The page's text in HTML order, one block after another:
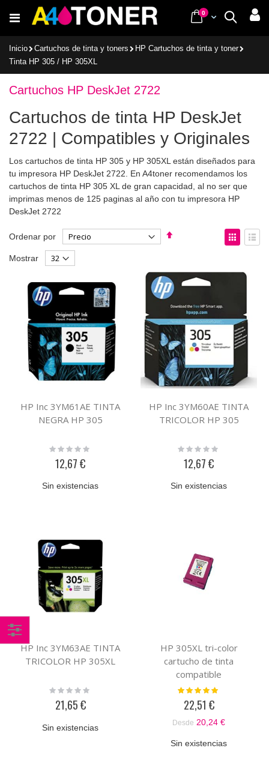
al
Buscar
Cart
0items
Inicio Cartuchos de tinta y toners
HP Cartuchos de tinta y toner
Tinta HP 305 / HP 305XL
Cartuchos HP DeskJet 2722
Cartuchos de tinta HP DeskJet
2722 | Compatibles y Originales
Los cartuchos de tinta HP 305 y HP 305XL están diseñados para
tu impresora HP DeskJet 2722. En A4toner recomendamos los
cartuchos de tinta HP 305 XL de gran capacidad, al no ser que
imprimas menos de 125 paginas al año con tu impresora HP
DeskJet 2722
Ordenar por
Fijar
Ver
como
Mostrar
HP Inc 3YM61AE TINTA
NEGRA HP 305
Rating:
12,67 €
Sin existencias
HP Inc 3YM60AE TINTA
TRICOLOR HP 305
Rating:
12,67 €
Sin existencias
HP Inc 3YM63AE TINTA
TRICOLOR HP 305XL
Rating:
21,65 €
Sin existencias
HP 305XL tri-color
cartucho de tinta
compatible
Valoración:
22,51 €
Desde 20,24 €
Sin existencias
Comprar